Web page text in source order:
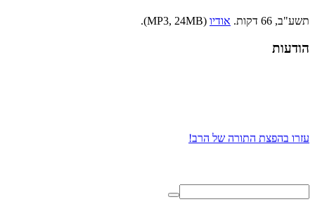
תשע"ב, 66 דקות. אודיו (MP3, 24MB).
הודעות
עזרו בהפצת התורה של הרב!